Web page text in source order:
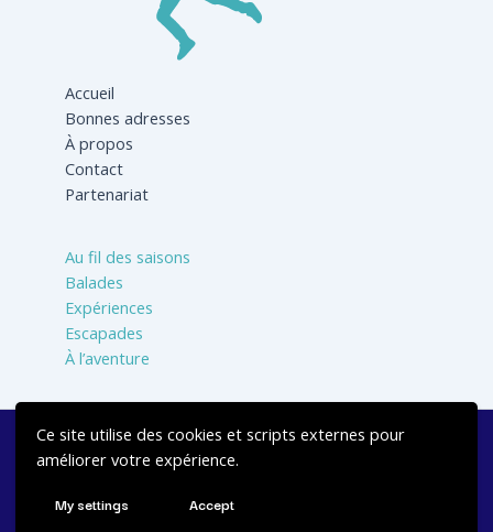
Ce site utilise des cookies et scripts externes pour
améliorer votre expérience.
My settings Accept
Accueil
Bonnes adresses
À propos
Contact
Partenariat
Au fil des saisons
Balades
Expériences
Escapades
À l’aventure
Réalisé avec 💙 par Jbcrea Studio Mentions légales
Politique de confidentialité